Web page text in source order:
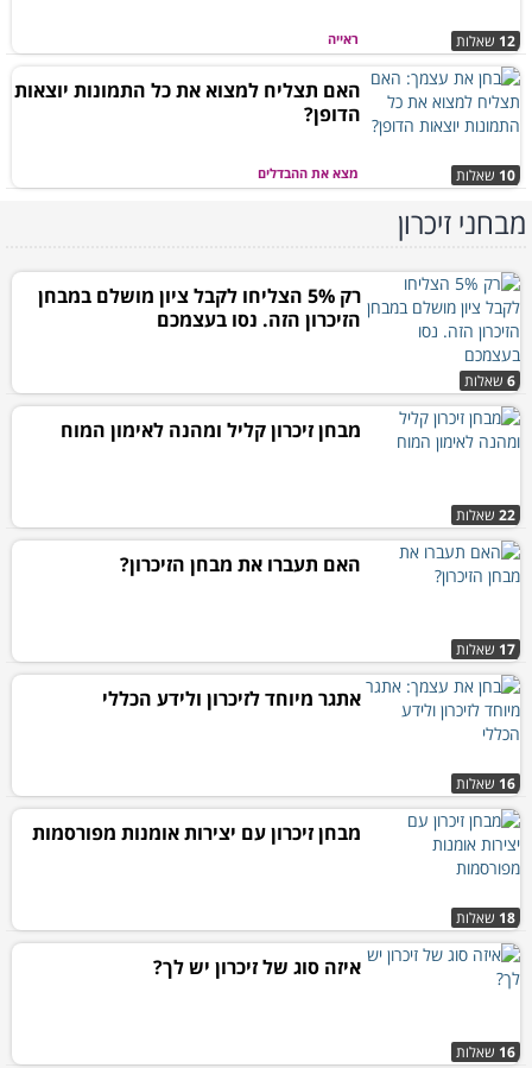
ראייה 12 שאלות
מצא את ההבדלים 10 שאלות
האם תצליח למצוא את כל התמונות יוצאות
הדופן?
מבחני זיכרון
6 שאלות
רק 5% הצליחו לקבל ציון מושלם במבחן
הזיכרון הזה. נסו בעצמכם
22 שאלות
מבחן זיכרון קליל ומהנה לאימון המוח
17 שאלות
האם תעברו את מבחן הזיכרון?
16 שאלות
אתגר מיוחד לזיכרון ולידע הכללי
18 שאלות
מבחן זיכרון עם יצירות אומנות מפורסמות
16 שאלות
איזה סוג של זיכרון יש לך?